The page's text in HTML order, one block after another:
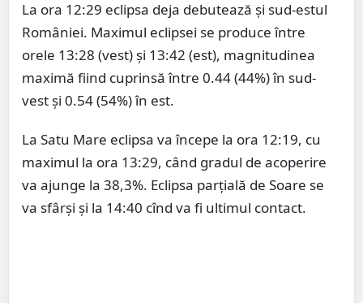
La ora 12:29 eclipsa deja debutează și sud-estul
României. Maximul eclipsei se produce între
orele 13:28 (vest) și 13:42 (est), magnitudinea
maximă fiind cuprinsă între 0.44 (44%) în sud-
vest și 0.54 (54%) în est.
La Satu Mare eclipsa va începe la ora 12:19, cu
maximul la ora 13:29, când gradul de acoperire
va ajunge la 38,3%. Eclipsa parțială de Soare se
va sfârși și la 14:40 cînd va fi ultimul contact.